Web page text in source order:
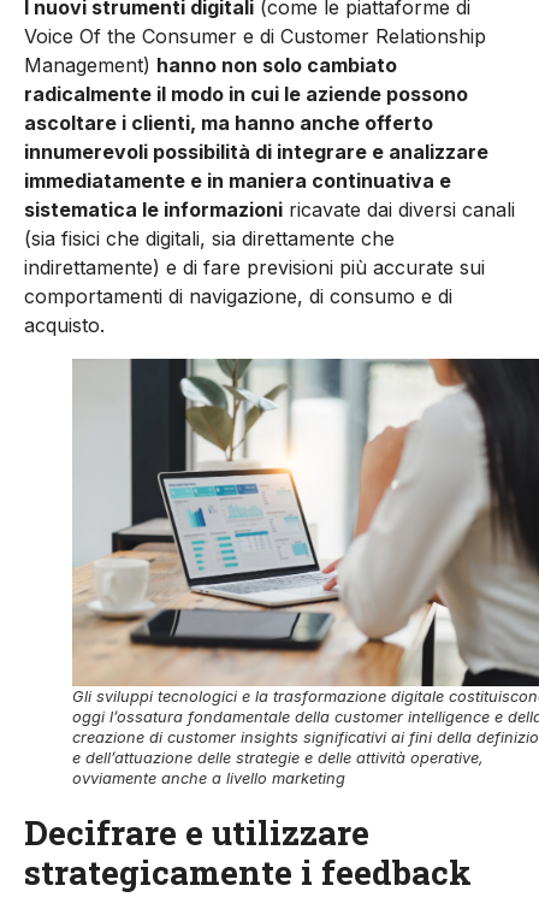
I nuovi strumenti digitali (come le piattaforme di
Voice Of the Consumer e di Customer Relationship
Management) hanno non solo cambiato
radicalmente il modo in cui le aziende possono
ascoltare i clienti, ma hanno anche offerto
innumerevoli possibilità di integrare e analizzare
immediatamente e in maniera continuativa e
sistematica le informazioni ricavate dai diversi canali
(sia fisici che digitali, sia direttamente che
indirettamente) e di fare previsioni più accurate sui
comportamenti di navigazione, di consumo e di
acquisto.
Gli sviluppi tecnologici e la trasformazione digitale
oggi l’ossatura fondamentale della customer intelligence e
creazione di customer insights significativi ai fini della
e dell’attuazione delle strategie e delle attività operative,
ovviamente anche a livello marketing
Decifrare e utilizzare
strategicamente i feedback